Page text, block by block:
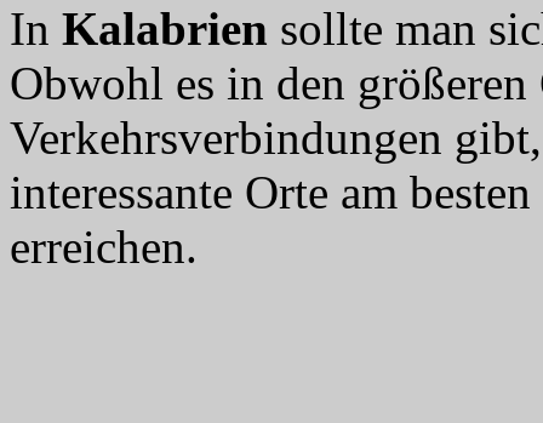
In Kalabrien sollte man
Obwohl es in den
Verkehrsverbindungen
interessante Orte am
erreichen.